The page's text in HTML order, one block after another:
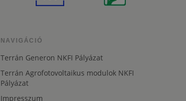
NAVIGÁCIÓ
Terrán Generon NKFI Pályázat
Terrán Agrofotovoltaikus modulok NKFI
Pályázat
Impresszum